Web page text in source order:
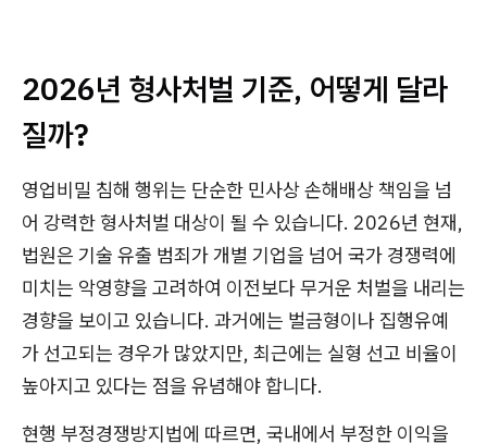
2026년 형사처벌 기준, 어떻게 달라
질까?
영업비밀 침해 행위는 단순한 민사상 손해배상 책임을 넘
어 강력한 형사처벌 대상이 될 수 있습니다. 2026년 현재,
법원은 기술 유출 범죄가 개별 기업을 넘어 국가 경쟁력에
미치는 악영향을 고려하여 이전보다 무거운 처벌을 내리는
경향을 보이고 있습니다. 과거에는 벌금형이나 집행유예
가 선고되는 경우가 많았지만, 최근에는 실형 선고 비율이
높아지고 있다는 점을 유념해야 합니다.
현행 부정경쟁방지법에 따르면, 국내에서 부정한 이익을